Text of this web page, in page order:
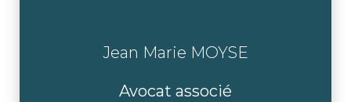
Jean Marie MOYSE
Avocat associé